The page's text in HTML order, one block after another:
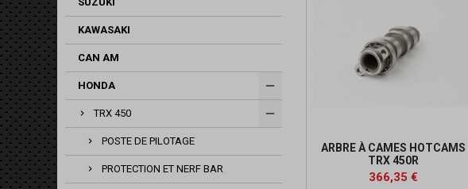
KAWASAKI
CAN AM
HONDA
TRX 450
POSTE DE PILOTAGE
PROTECTION ET NERF BAR
ARBRE À CAMES HOTCAMS
TRX 450R
Prix
366,35 €Prix